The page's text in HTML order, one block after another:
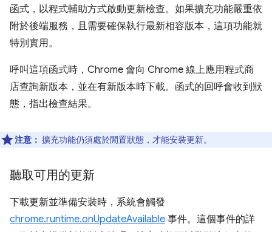
函式，以程式輔助方式啟動更新檢查。如果擴充功能嚴重依
附於後端服務，且需要確保執行最新相容版本，這項功能就
特別實用。
呼叫這項函式時，Chrome 會向 Chrome 線上應用程式商
店查詢新版本，並在有新版本時下載。函式的回呼會收到狀
態，指出檢查結果。
注意： 擴充功能仍須處於閒置狀態，才能安裝更新。
聽取可用的更新
下載更新並準備安裝時，系統會觸發
chrome.runtime.onUpdateAvailable 事件。這個事件的詳